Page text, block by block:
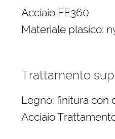
Acciaio FE360
Materiale plasico:
Trattamento
Legno: finitura con
Acciaio